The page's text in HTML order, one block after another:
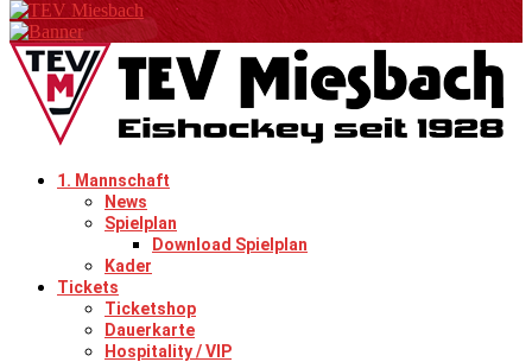
1. Mannschaft
News
Spielplan
Download Spielplan
Kader
Tickets
Ticketshop
Dauerkarte
Hospitality / VIP